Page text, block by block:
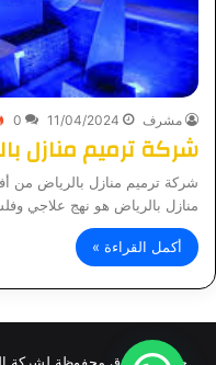
مشرف 11/04/2024
0
شركة ترميم منازل
شركة ترميم منازل بالرياض من
منازل بالرياض هو نهج علاجي
أكمل القراءة »